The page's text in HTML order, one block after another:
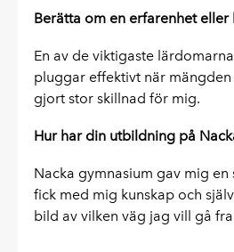
Berätta om en erfarenhet
En av de viktigaste
pluggar effektivt när
gjort stor skillnad för mig.
Hur har din utbildning på
Nacka gymnasium gav mig
fick med mig kunskap och
bild av vilken väg jag vill gå